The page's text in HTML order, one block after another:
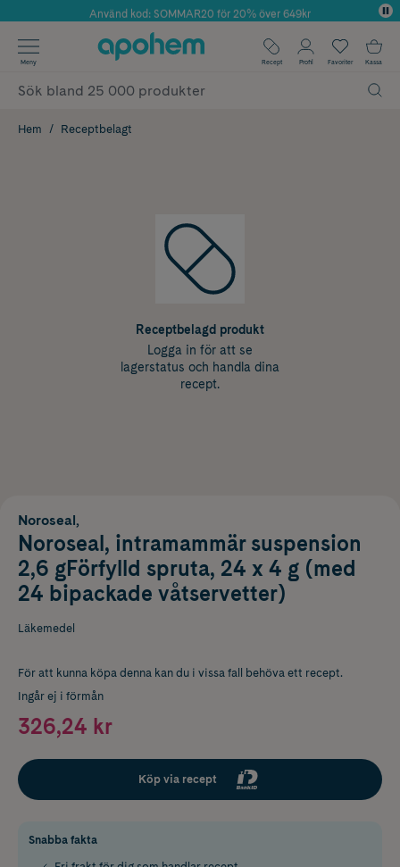
Årets Butik 2025 inom Skönhet
Använd kod: SOMMAR20 för 20% över 649kr
✓ Fri frakt
✓ Poäng på alla köp*
Meny Recept Profil Favoriter Kassa
Hem Receptbelagt
Receptbelagd produkt
Logga in för att se
lagerstatus och handla dina
recept.
Noroseal,
Noroseal, intramammär suspension
2,6 gFörfylld spruta, 24 x 4 g (med
24 bipackade våtservetter)
Läkemedel
För att kunna köpa denna kan du i vissa fall behöva ett recept.
Ingår ej i förmån
326,24 kr
Köp via recept
Snabba fakta